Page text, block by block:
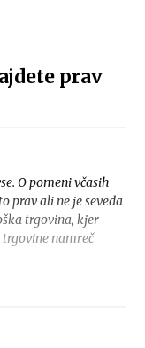
prav
O pomeni včasih
prav ali ne je seveda
trgovina, kjer
namreč